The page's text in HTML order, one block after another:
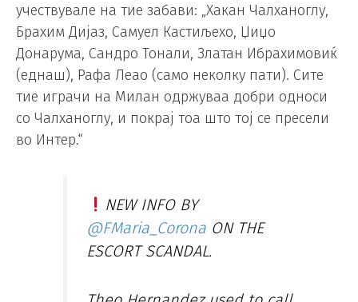
учествувале на тие забави: „Хакан Чалханоглу,
Брахим Дијаз, Самуел Кастиљехо, Џиџо
Донарума, Сандро Тонали, Златан Ибрахимовиќ
(еднаш), Рафа Леао (само неколку пати). Сите
тие играчи на Милан одржуваа добри односи
со Чалханоглу, и покрај тоа што тој се пресели
во Интер.“
NEW INFO BY
@FMaria_Corona ON THE
ESCORT SCANDAL.